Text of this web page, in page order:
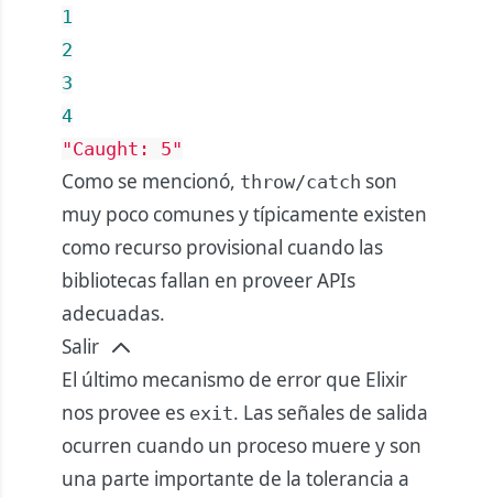
1
2
3
4
"Caught: 5"
Como se mencionó, throw/catch son
muy poco comunes y típicamente existen
como recurso provisional cuando las
bibliotecas fallan en proveer APIs
adecuadas.
Salir
El último mecanismo de error que Elixir
nos provee es exit. Las señales de salida
ocurren cuando un proceso muere y son
una parte importante de la tolerancia a